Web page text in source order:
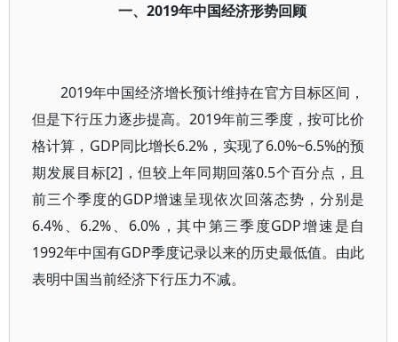
一、2019年中国经济形势回顾
2019年中国经济增长预计维持在官方目标区间，
但是下行压力逐步提高。2019年前三季度，按可比价
格计算，GDP同比增长6.2%，实现了6.0%~6.5%的预
期发展目标[2]，但较上年同期回落0.5个百分点，且
前三个季度的GDP增速呈现依次回落态势，分别是
6.4%、6.2%、6.0%，其中第三季度GDP增速是自
1992年中国有GDP季度记录以来的历史最低值。由此
表明中国当前经济下行压力不减。